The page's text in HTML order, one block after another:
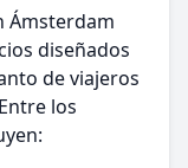
Ámsterdam
diseñados
de viajeros
los